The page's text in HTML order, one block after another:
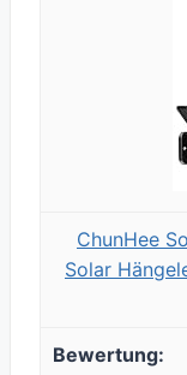
ChunHee
Solar